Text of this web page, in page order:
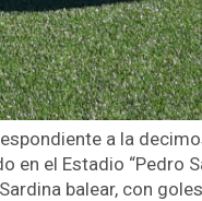
a la
en el Estadio “Pedro
balear, con